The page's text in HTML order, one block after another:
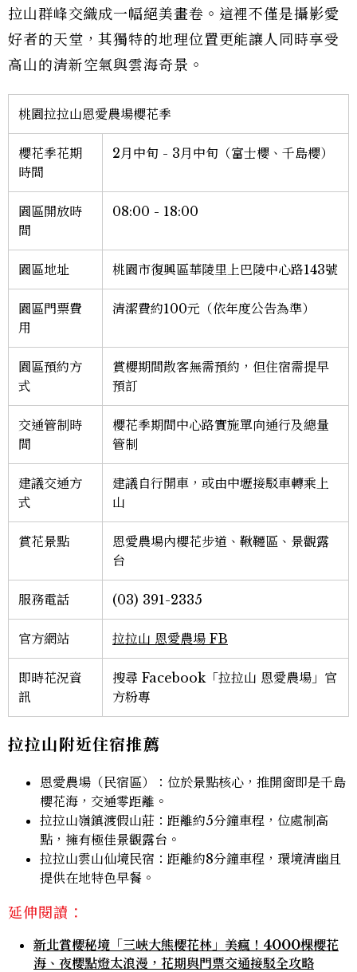
拉山群峰交織成一幅絕美畫卷。這裡不僅是攝影愛
好者的天堂，其獨特的地理位置更能讓人同時享受
高山的清新空氣與雲海奇景。
桃園拉拉山恩愛農場櫻花季
櫻花季花期
時間
2月中旬 - 3月中旬（富士櫻、千島櫻）
園區開放時
間
08:00 - 18:00
園區地址 桃園市復興區華陵里上巴陵中心路143號
園區門票費
用
清潔費約100元（依年度公告為準）
園區預約方
式
賞櫻期間散客無需預約，但住宿需提早
預訂
交通管制時
間
櫻花季期間中心路實施單向通行及總量
管制
建議交通方
式
建議自行開車，或由中壢接駁車轉乘上
山
賞花景點
恩愛農場內櫻花步道、鞦韆區、景觀露
台
服務電話 (03) 391-2335
官方網站 拉拉山 恩愛農場 FB
即時花況資
訊
搜尋 Facebook「拉拉山 恩愛農場」官
方粉專
拉拉山附近住宿推薦
恩愛農場（民宿區）：位於景點核心，推開窗即是千島
櫻花海，交通零距離。
拉拉山嶺鎮渡假山莊：距離約5分鐘車程，位處制高
點，擁有極佳景觀露台。
拉拉山雲山仙境民宿：距離約8分鐘車程，環境清幽且
提供在地特色早餐。
延伸閱讀：
新北賞櫻秘境「三峽大熊櫻花林」美瘋！4000棵櫻花
海、夜櫻點燈太浪漫，花期與門票交通接駁全攻略